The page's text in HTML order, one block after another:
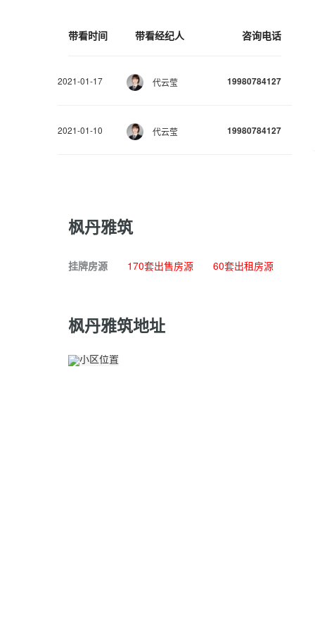
带看时间 带看经纪人 咨询电话
2021-01-17 代云莹 19980784127
2021-01-10 代云莹 19980784127
枫丹雅筑
挂牌房源 170套出售房源 60套出租房源
枫丹雅筑地址